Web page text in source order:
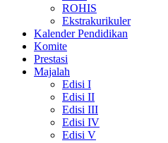
ROHIS
Ekstrakurikuler
Kalender Pendidikan
Komite
Prestasi
Majalah
Edisi I
Edisi II
Edisi III
Edisi IV
Edisi V